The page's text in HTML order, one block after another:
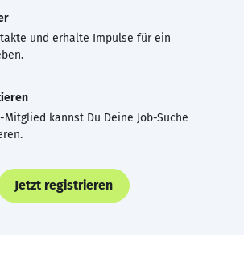
und erhalte Impulse für ein
kannst Du Deine Job-Suche
Jetzt registrieren